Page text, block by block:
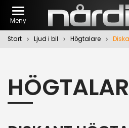
Start Ljud i bil Högtalare
Meny